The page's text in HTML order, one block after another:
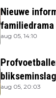
Nieuwe
familiedrama
aug 05, 14:10
aug 05, 20:03